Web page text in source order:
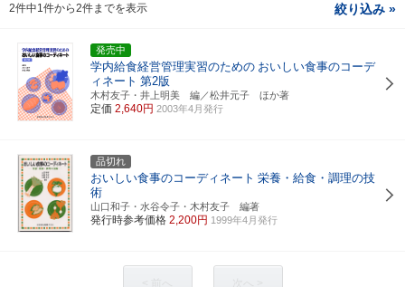
2件中1件から2件までを表示 絞り込み »
発売中
学内給食経営管理実習のための おいしい食事のコーデ
ィネート 第2版
木村友子・井上明美 編／松井元子 ほか著
定価 2,640円 2003年4月発行
品切れ
おいしい食事のコーディネート 栄養・給食・調理の技
術
山口和子・水谷令子・木村友子 編著
発行時参考価格 2,200円 1999年4月発行